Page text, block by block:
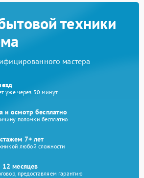
техники
мастера
уже через 30 минут
и осмотр бесплатно
поломки бесплатно
7+ лет
любой сложности
12 месяцев
предоставляем гарантию